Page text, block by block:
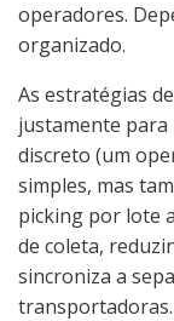
operadores.
organizado.
As estratégias
justamente para
discreto (um
simples, mas
picking por lote
de coleta,
sincroniza a